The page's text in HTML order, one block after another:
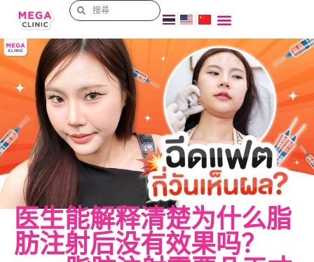
医生能解释清楚为什么脂
肪注射后没有效果吗？